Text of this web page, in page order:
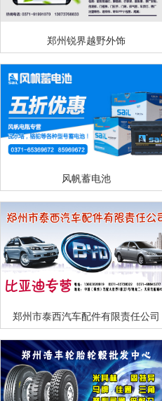
郑州锐界越野外饰
风帆蓄电池
郑州市泰西汽车配件有限责任公司